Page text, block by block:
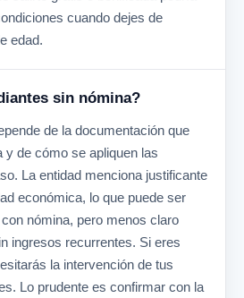
cuando dejes de
edad.
sin nómina?
de la documentación que
y de cómo se apliquen las
La entidad menciona justificante
económica, lo que puede ser
nómina, pero menos claro
ingresos recurrentes. Si eres
la intervención de tus
Lo prudente es confirmar con la